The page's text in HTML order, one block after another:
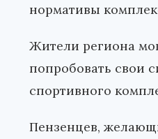
нормативы
Жители региона
попробовать свои
спортивного
Пензенцев,